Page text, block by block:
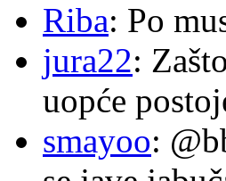
Riba: Po
jura22:
uopće
smayoo: